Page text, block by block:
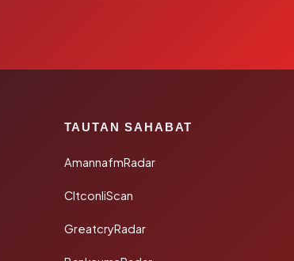
TAUTAN SAHABAT
AmannafmRadar
CltconliScan
GreatcryRadar